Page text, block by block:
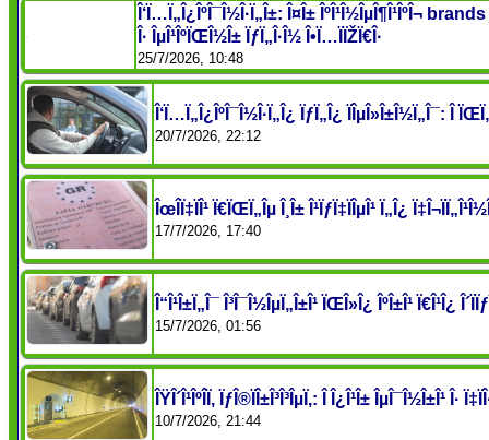
Î‘Ï…Ï„Î¿ÎºÎ¯Î½Î·Ï„Î±: Î¤Î± ÎºÎ¹Î½ÎµÎ¶Î¹ÎºÎ¬
Î· ÎµÎ¹ÎºÏŒÎ½Î± ÏƒÏ„Î·Î½ Î•Ï…ÏÏŽÏ€Î·
25/7/2026, 10:48
Î‘Ï…Ï„Î¿ÎºÎ¯Î½Î·Ï„Î¿ ÏƒÏ„Î¿ ÏÎµÎ»Î±Î½Ï„Î¯: Î
20/7/2026, 22:12
ÎœÎ­Ï‡ÏÎ¹ Ï€ÏŒÏ„Îµ Î¸Î± Î¹ÏƒÏ‡ÏÎµÎ¹ Ï„Î¿
17/7/2026, 17:40
Î“Î¹Î±Ï„Î¯ Î³Î¯Î½ÎµÏ„Î±Î¹ ÏŒÎ»Î¿ ÎºÎ±Î¹ Ï€Î¹Î¿
15/7/2026, 01:56
ÎŸÎ´Î¹ÎºÎ­Ï‚ ÏƒÎ®ÏÎ±Î³Î³ÎµÏ‚: Î Î¿Î¹Î± ÎµÎ¯Î½Î±Î¹
10/7/2026, 21:44